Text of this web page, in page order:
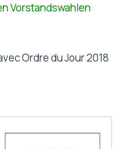
Vorstandswahlen
Ordre du Jour 2018